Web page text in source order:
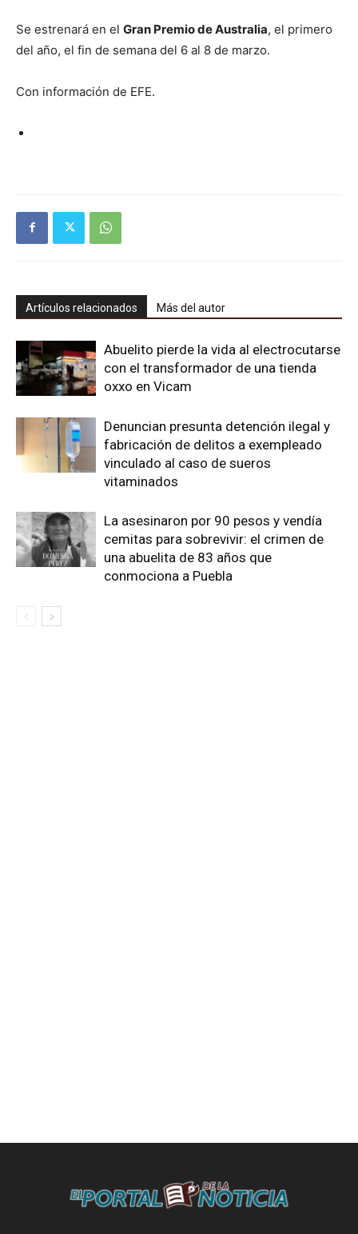
Se estrenará en el Gran Premio de Australia, el primero
del año, el fin de semana del 6 al 8 de marzo.
Con información de EFE.
Artículos relacionados Más del autor
Abuelito pierde la vida al electrocutarse
con el transformador de una tienda
oxxo en Vicam
Denuncian presunta detención ilegal y
fabricación de delitos a exempleado
vinculado al caso de sueros
vitaminados
La asesinaron por 90 pesos y vendía
cemitas para sobrevivir: el crimen de
una abuelita de 83 años que
conmociona a Puebla